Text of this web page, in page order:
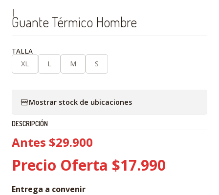
|
Guante Térmico Hombre
TALLA
XL
L M S
Mostrar stock de ubicaciones
DESCRIPCIÓN
Antes $29.900
Precio Oferta $17.990
Entrega a convenir